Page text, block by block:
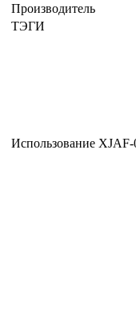
Производитель
ТЭГИ
Использование XJAF-